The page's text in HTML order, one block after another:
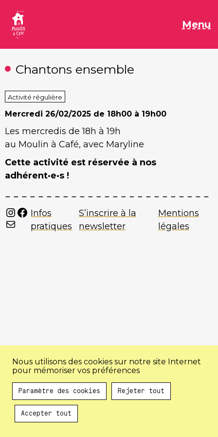
contenu
Menu
Chantons ensemble
Activité régulière
Mercredi 26/02/2025 de 18h00 à 19h00
Les mercredis de 18h à 19h
au Moulin à Café, avec Maryline
Cette activité est réservée à nos
adhérent·e·s !
Instagram
Facebook
Mail
Infos
pratiques
S’inscrire à la
newsletter
Mentions
légales
Au programme !
Nous utilisons des cookies sur notre site Internet
pour mémoriser vos préférences
Paramètre des cookies Rejeter tout
Accepter tout